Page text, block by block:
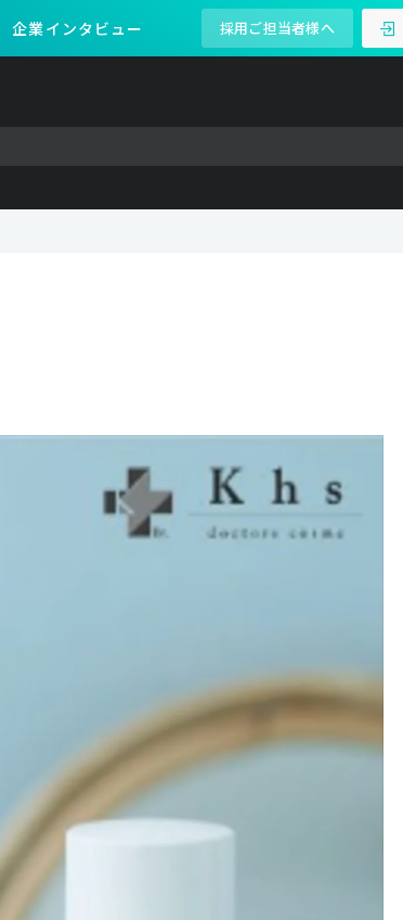
企業インタビュー 採用ご担当者様へ